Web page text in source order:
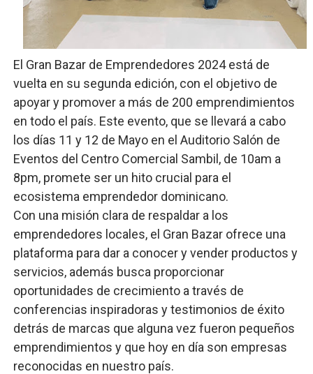
Restaurante Amigos es reconocido por sus cuatro
Banco Popular escala 17 posiciones en los mil
SNS y el SRSO actualizan Manual de Comunicación
Osiris de León responde a Roberto Tineo y a Yeisy
DGPCF: 55 años sembrando desarrollo y
El Gran Bazar de Emprendedores 2024 está de
vuelta en su segunda edición, con el objetivo de
apoyar y promover a más de 200 emprendimientos
en todo el país. Este evento, que se llevará a cabo
los días 11 y 12 de Mayo en el Auditorio Salón de
Eventos del Centro Comercial Sambil, de 10am a
8pm, promete ser un hito crucial para el
ecosistema emprendedor dominicano.
Con una misión clara de respaldar a los
emprendedores locales, el Gran Bazar ofrece una
plataforma para dar a conocer y vender productos y
servicios, además busca proporcionar
oportunidades de crecimiento a través de
conferencias inspiradoras y testimonios de éxito
detrás de marcas que alguna vez fueron pequeños
emprendimientos y que hoy en día son empresas
reconocidas en nuestro país.